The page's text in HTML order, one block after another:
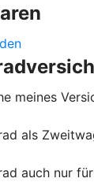
meines
als
auch nur